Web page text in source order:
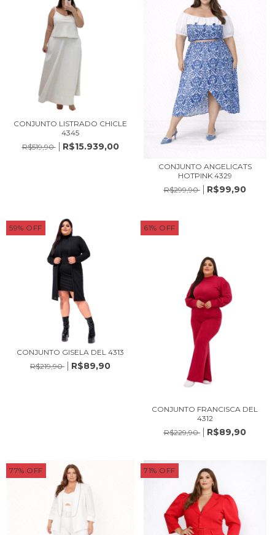
CONJUNTO LISTRADO CHICLE
4345
R$519,90
R$15.939,00
CONJUNTO ANGELICATS
HOTPINK 4329
R$299,90
R$99,90
59% OFF
CONJUNTO GISELA DEL 4313
R$219,90
R$89,90
61% OFF
CONJUNTO FRANCISCA DEL
4312
R$229,90
R$89,90
77% OFF 71% OFF